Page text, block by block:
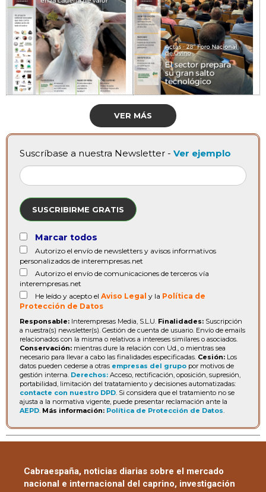
VER MÁS
Suscríbase a nuestra Newsletter - Ver ejemplo
SUSCRIBIRME GRATIS
Marcar todos
Autorizo el envío de newsletters y avisos informativos
personalizados de interempresas.net
Autorizo el envío de comunicaciones de terceros vía
interempresas.net
He leído y acepto el Aviso Legal y la Política de
Protección de Datos
Responsable: Interempresas Media, S.L.U. Finalidades: Suscripción
a nuestra(s) newsletter(s). Gestión de cuenta de usuario. Envío de emails
relacionados con la misma o relativos a intereses similares o asociados.
Conservación: mientras dure la relación con Ud., o mientras sea
necesario para llevar a cabo las finalidades especificadas. Cesión: Los
datos pueden cederse a otras empresas del grupo por motivos de
gestión interna. Derechos: Acceso, rectificación, oposición, supresión,
portabilidad, limitación del tratatamiento y decisiones automatizadas:
contacte con nuestro DPD . Si considera que el tratamiento no se
ajusta a la normativa vigente, puede presentar reclamación ante la
AEPD Más información: Política de Protección de Datos
Cabraespaña, noticias diarias sobre el mercado
nacional e internacional del caprino, investigación